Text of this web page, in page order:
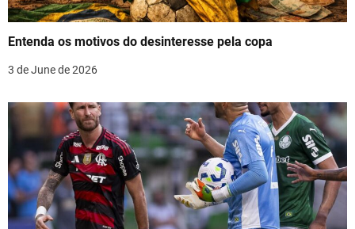
t
n
Entenda os motivos do desinteresse pela copa
3 de June de 2026